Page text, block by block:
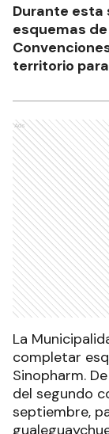
Durante esta
esquemas
territorio
Ads
La
completar
Sinopharm.
del segundo
septiembre,